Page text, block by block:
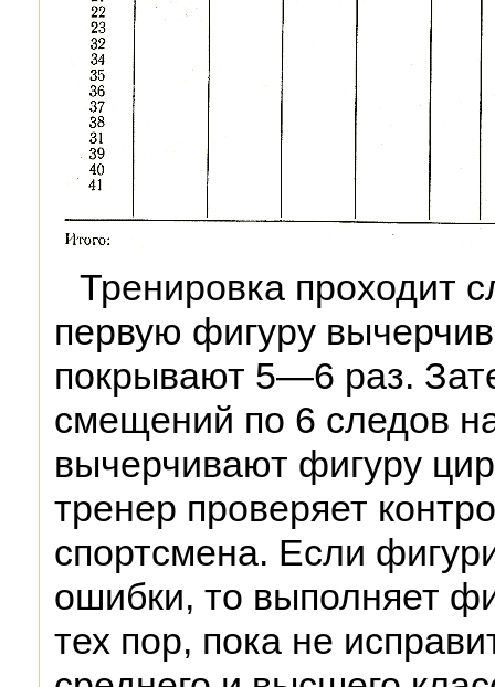
Тренировка проходит
первую фигуру
покрывают 5—6 раз.
смещений по 6 следов
вычерчивают фигуру
тренер проверяет
спортсмена. Если
ошибки, то выполняет
тех пор, пока не